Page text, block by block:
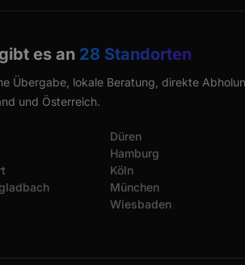
es an 28 Standorten
Übergabe, lokale Beratung, direkte
und Österreich.
Düren
Hamburg
Köln
München
Wiesbaden